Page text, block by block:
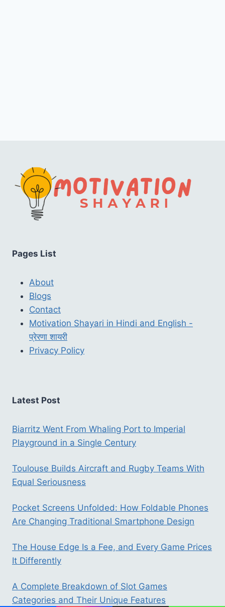
Pages List
About
Blogs
Contact
Motivation Shayari in Hindi and English -
प्रेरणा शायरी
Privacy Policy
Latest Post
Biarritz Went From Whaling Port to Imperial
Playground in a Single Century
Toulouse Builds Aircraft and Rugby Teams With
Equal Seriousness
Pocket Screens Unfolded: How Foldable Phones
Are Changing Traditional Smartphone Design
The House Edge Is a Fee, and Every Game Prices
It Differently
A Complete Breakdown of Slot Games
Categories and Their Unique Features